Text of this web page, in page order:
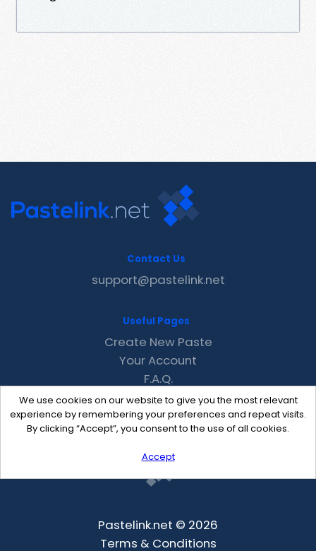
We use cookies on our website to give you the most relevant
experience by remembering your preferences and repeat visits.
By clicking “Accept”, you consent to the use of all cookies.
Accept
Contact Us
support@pastelink.net
Useful Pages
Create New Paste
Your Account
F.A.Q.
Recent
Contact
Pastelink.net © 2026
Terms & Conditions